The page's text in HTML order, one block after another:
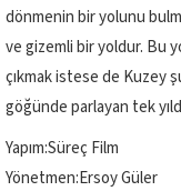
dönmenin bir yolunu
ve gizemli bir yoldur. Bu
çıkmak istese de Kuzey
göğünde parlayan tek
Yapım:Süreç Film
Yönetmen:Ersoy Güler